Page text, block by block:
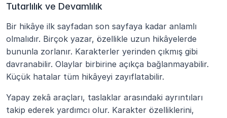
Tutarlılık ve Devamlılık
Bir hikâye ilk sayfadan son sayfaya kadar anlamlı
olmalıdır. Birçok yazar, özellikle uzun hikâyelerde
bununla zorlanır. Karakterler yerinden çıkmış gibi
davranabilir. Olaylar birbirine açıkça bağlanmayabilir.
Küçük hatalar tüm hikâyeyi zayıflatabilir.
Yapay zekâ araçları, taslaklar arasındaki ayrıntıları
takip ederek yardımcı olur. Karakter özelliklerini,